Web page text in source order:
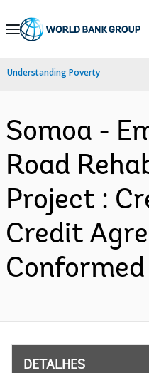
Skip
Navigation
Understanding Poverty
Somoa -
Road
Project :
Credit
DETALHES